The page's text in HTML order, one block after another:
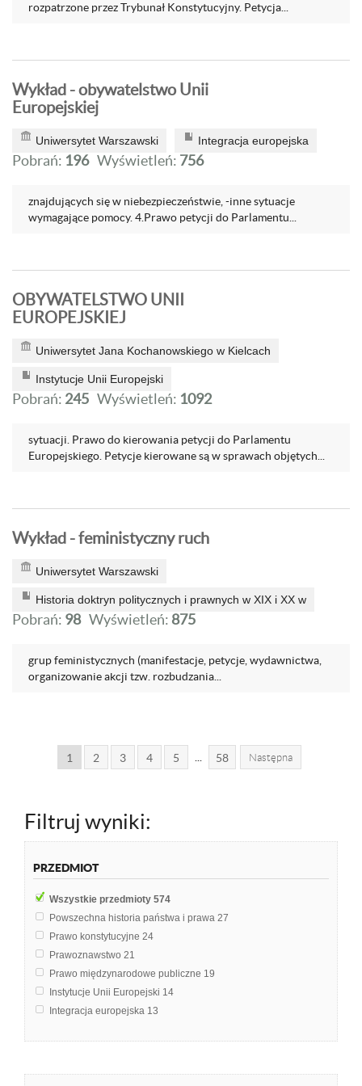
rozpatrzone przez Trybunał Konstytucyjny. Petycja...
Wykład - obywatelstwo Unii
Europejskiej
Uniwersytet Warszawski Integracja europejska
Pobrań: 196 Wyświetleń: 756
znajdujących się w niebezpieczeństwie, -inne sytuacje
wymagające pomocy. 4.Prawo petycji do Parlamentu...
OBYWATELSTWO UNII
EUROPEJSKIEJ
Uniwersytet Jana Kochanowskiego w Kielcach
Instytucje Unii Europejski
Pobrań: 245 Wyświetleń: 1092
sytuacji. Prawo do kierowania petycji do Parlamentu
Europejskiego. Petycje kierowane są w sprawach objętych...
Wykład - feministyczny ruch
Uniwersytet Warszawski
Historia doktryn politycznych i prawnych w XIX i XX w
Pobrań: 98 Wyświetleń: 875
grup feministycznych (manifestacje, petycje, wydawnictwa,
organizowanie akcji tzw. rozbudzania...
1 2 3 4 5 58 Następna
Filtruj wyniki:
PRZEDMIOT
Wszystkie przedmioty 574
Powszechna historia państwa i prawa 27
Prawo konstytucyjne 24
Prawoznawstwo 21
Prawo międzynarodowe publiczne 19
Instytucje Unii Europejski 14
Integracja europejska 13